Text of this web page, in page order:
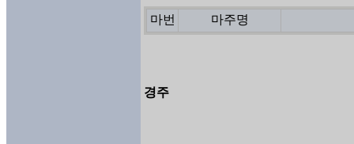
마번 마주명
경주